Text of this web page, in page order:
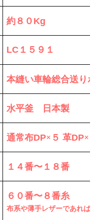
約８０ Kg
LC１５９１
本縫い車輪総合送り
水平釜 日本製
通常布DP×５ 革DP×
１４番〜１８番
６０番〜８番糸
布系や薄手レザーであれば